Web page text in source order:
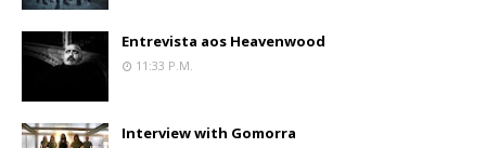
Entrevista aos Heavenwood
11:33 P.m.
Interview with Gomorra